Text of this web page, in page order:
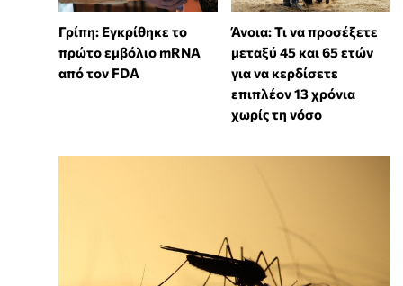
Γρίπη: Εγκρίθηκε το
πρώτο εμβόλιο mRNA
από τον FDA
Άνοια: Τι να προσέξετε
μεταξύ 45 και 65 ετών
για να κερδίσετε
επιπλέον 13 χρόνια
χωρίς τη νόσο